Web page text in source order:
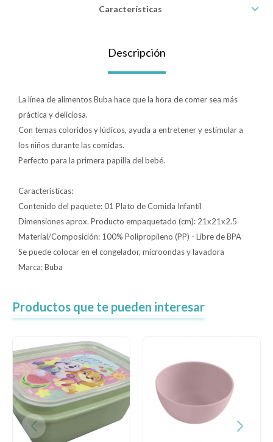
Características
Descripción
La línea de alimentos Buba hace que la hora de comer sea más
práctica y deliciosa.
Con temas coloridos y lúdicos, ayuda a entretener y estimular a
los niños durante las comidas.
Perfecto para la primera papilla del bebé.
Características:
Contenido del paquete: 01 Plato de Comida Infantil
Dimensiones aprox. Producto empaquetado (cm): 21x21x2.5
Material/Composición: 100% Polipropileno (PP) - Libre de BPA
Se puede colocar en el congelador, microondas y lavadora
Marca: Buba
Productos que te pueden interesar
Gift cards
Nuevos
Contacto
Local MVD Kids